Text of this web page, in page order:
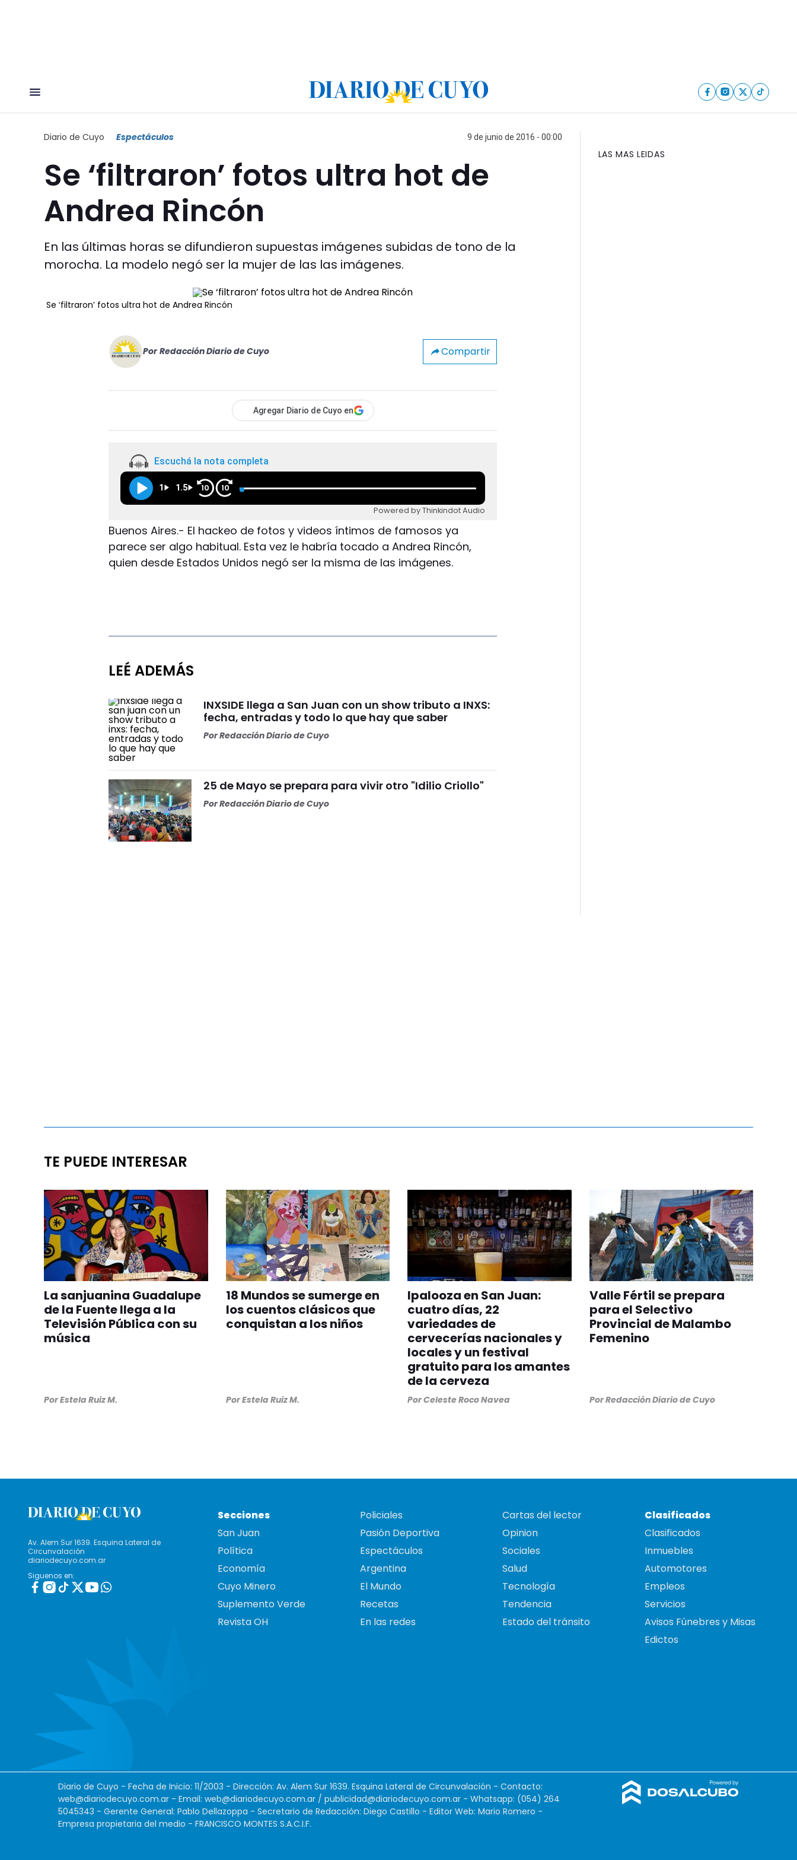
Diario de Cuyo Espectáculos 9 de junio de 2016 - 00:00
Se ‘filtraron’ fotos ultra hot de
Andrea Rincón
En las últimas horas se difundieron supuestas imágenes subidas de tono de la
morocha. La modelo negó ser la mujer de las las imágenes.
Se ‘filtraron’ fotos ultra hot de Andrea Rincón
Por Redacción Diario de Cuyo Compartir
Agregar Diario de Cuyo en
Escuchá la nota completa
1 1.5 10 10
Powered by Thinkindot Audio
Buenos Aires.- El hackeo de fotos y videos íntimos de famosos ya
parece ser algo habitual. Esta vez le habría tocado a Andrea Rincón,
quien desde Estados Unidos negó ser la misma de las imágenes.
LEÉ ADEMÁS
INXSIDE llega a San Juan con un show tributo a INXS:
fecha, entradas y todo lo que hay que saber
PorRedacción Diario de Cuyo
25 de Mayo se prepara para vivir otro "Idilio Criollo"
PorRedacción Diario de Cuyo
LAS MAS LEIDAS
TE PUEDE INTERESAR
La sanjuanina Guadalupe
de la Fuente llega a la
Televisión Pública con su
música
PorEstela Ruiz M.
18 Mundos se sumerge en
los cuentos clásicos que
conquistan a los niños
PorEstela Ruiz M.
Ipalooza en San Juan:
cuatro días, 22
variedades de
cervecerías nacionales y
locales y un festival
gratuito para los amantes
de la cerveza
PorCeleste Roco Navea
Valle Fértil se prepara
para el Selectivo
Provincial de Malambo
Femenino
PorRedacción Diario de Cuyo
Av. Alem Sur 1639. Esquina Lateral de
Circunvalación
diariodecuyo.com.ar
Siguenos en:
Secciones
San Juan
Política
Economía
Cuyo Minero
Suplemento Verde
Revista OH
Policiales
Pasión Deportiva
Espectáculos
Argentina
El Mundo
Recetas
En las redes
Cartas del lector
Opinion
Sociales
Salud
Tecnología
Tendencia
Estado del tránsito
Clasificados
Clasificados
Inmuebles
Automotores
Empleos
Servicios
Avisos Fúnebres y Misas
Edictos
Diario de Cuyo - Fecha de Inicio: 11/2003 - Dirección: Av. Alem Sur 1639. Esquina Lateral de Circunvalación - Contacto:
web@diariodecuyo.com.ar - Email: web@diariodecuyo.com.ar / publicidad@diariodecuyo.com.ar - Whatsapp: (054) 264
5045343 - Gerente General: Pablo Dellazoppa - Secretario de Redacción: Diego Castillo - Editor Web: Mario Romero -
Empresa propietaria del medio - FRANCISCO MONTES S.A.C.I.F.